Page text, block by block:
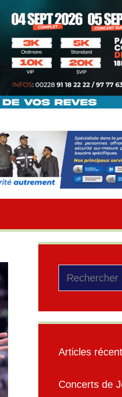
Rechercher
Articles
Concerts de